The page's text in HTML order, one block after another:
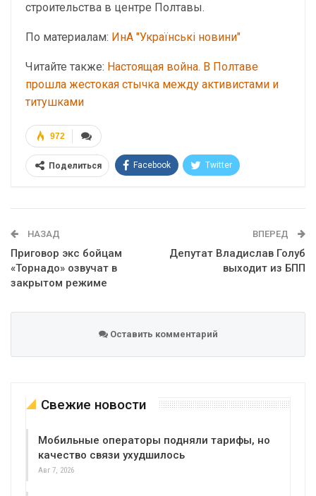
строительства в центре Полтавы.
По материалам: ИнА "Українські новини"
Читайте также: Настоящая война. В Полтаве
прошла жестокая стычка между активистами и
титушками
972
Поделиться Facebook Twitter
НАЗАД
Приговор экс бойцам
«Торнадо» озвучат в
закрытом режиме
ВПЕРЕД
Депутат Владислав Голуб
выходит из БПП
Оставить комментарий
Свежие новости
Мобильные операторы подняли тарифы, но
качество связи ухудшилось
Авг 7, 2026